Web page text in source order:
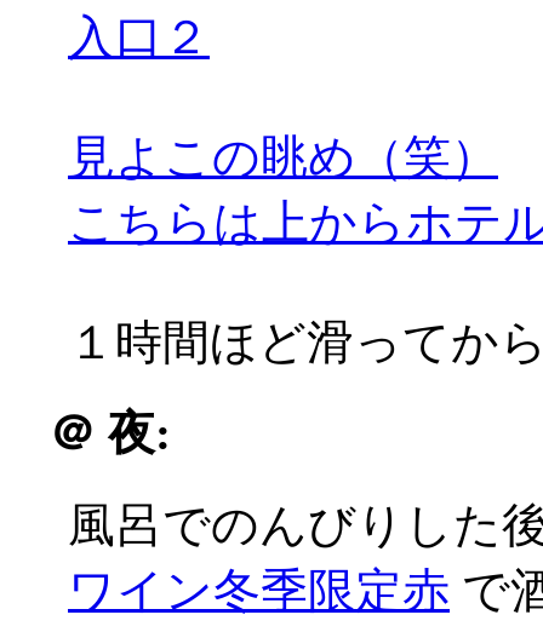
入口２
見よこの眺め（笑）
こちらは上からホテ
１時間ほど滑ってか
＠ 夜:
風呂でのんびりした
ワイン冬季限定赤 で